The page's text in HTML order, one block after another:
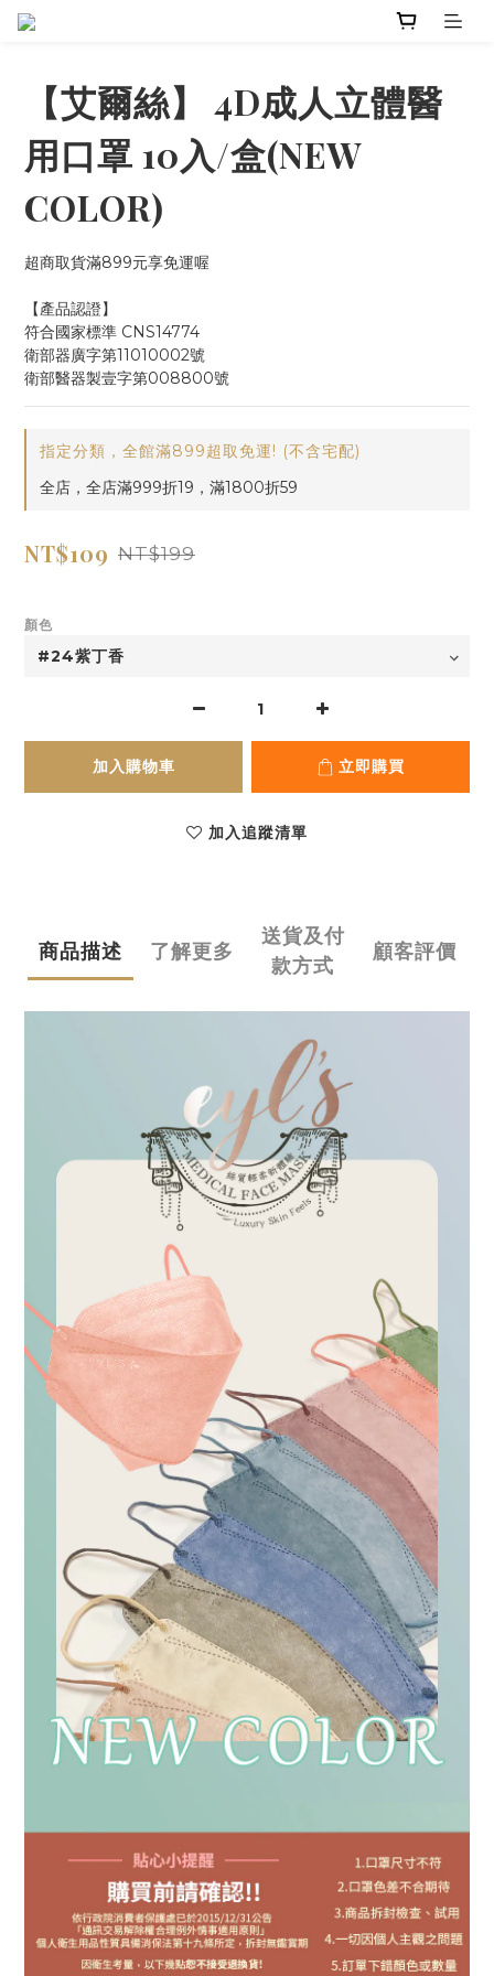
【艾爾絲】 4D成人立體醫
用口罩 10入/盒(NEW
COLOR)
超商取貨滿899元享免運喔
【產品認證】
符合國家標準 CNS14774
衛部器廣字第11010002號
衛部醫器製壹字第008800號
指定分類，全館滿899超取免運! (不含宅配)
全店，全店滿999折19，滿1800折59
NT$109 NT$199
顏色
加入購物車 立即購買
加入追蹤清單
商品描述 了解更多
送貨及付
款方式
顧客評價